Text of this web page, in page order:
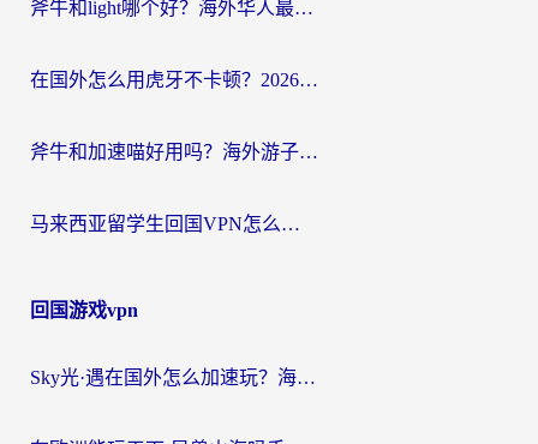
斧牛和light哪个好？海外华人最关心的回国加速器选择难题，一篇讲透
在国外怎么用虎牙不卡顿？2026海外华人亲测有效的回国加速器选择指南
斧牛和加速喵好用吗？海外游子的真实选择困境
马来西亚留学生回国VPN怎么选？3个避坑点+1款实测好用的加速器推荐
回国游戏vpn
Sky光·遇在国外怎么加速玩？海外党亲测有效的国服游戏加速指南